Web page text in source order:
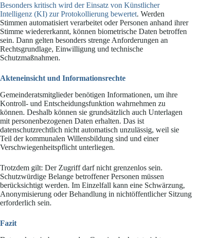
Besonders kritisch wird der Einsatz von Künstlicher
Intelligenz (KI) zur Protokollierung bewertet. Werden
Stimmen automatisiert verarbeitet oder Personen anhand ihrer
Stimme wiedererkannt, können biometrische Daten betroffen
sein. Dann gelten besonders strenge Anforderungen an
Rechtsgrundlage, Einwilligung und technische
Schutzmaßnahmen.
Akteneinsicht und Informationsrechte
Gemeinderatsmitglieder benötigen Informationen, um ihre
Kontroll- und Entscheidungsfunktion wahrnehmen zu
können. Deshalb können sie grundsätzlich auch Unterlagen
mit personenbezogenen Daten erhalten. Das ist
datenschutzrechtlich nicht automatisch unzulässig, weil sie
Teil der kommunalen Willensbildung sind und einer
Verschwiegenheitspflicht unterliegen.
Trotzdem gilt: Der Zugriff darf nicht grenzenlos sein.
Schutzwürdige Belange betroffener Personen müssen
berücksichtigt werden. Im Einzelfall kann eine Schwärzung,
Anonymisierung oder Behandlung in nichtöffentlicher Sitzung
erforderlich sein.
Fazit